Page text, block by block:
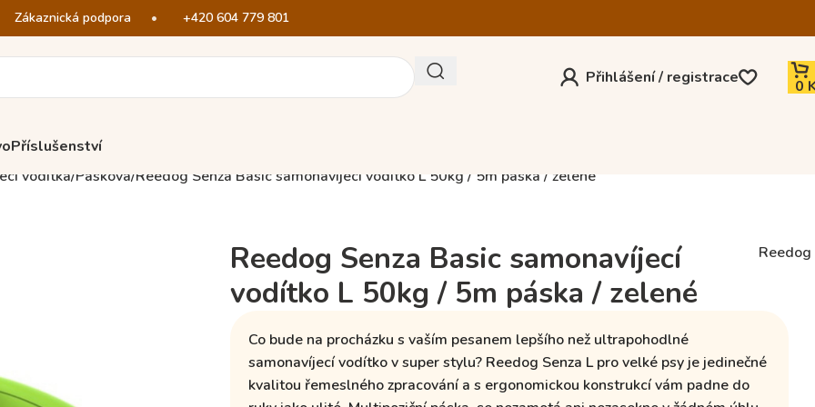
Zákaznická podpora • +420 604 779 801
Přihlášení / registrace 0
Příslušenství
vodítka Pásková Reedog Senza Basic samonavíjecí vodítko L 50kg / 5m páska / zelené
Reedog Senza Basic samonavíjecí
vodítko L 50kg / 5m páska / zelené
Reedog
Co bude na procházku s vaším pesanem lepšího než ultrapohodlné
samonavíjecí vodítkov super stylu? Reedog Senza L pro velké psy je jedinečné
kvalitou řemeslného zpracování a s ergonomickou konstrukcívám padne do